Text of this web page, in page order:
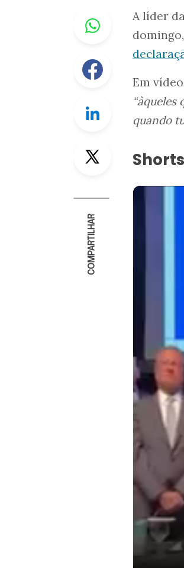
Whastapp
Facebook
Linkedin
COMPARTILHAR
A líder
Em
“àqueles
quando